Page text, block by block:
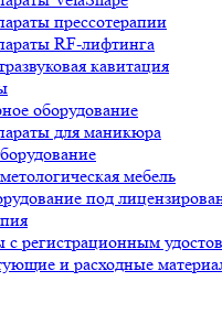
прессотерапии
RF-лифтинга
кавитация
оборудование
для маникюра
мебель
под
c регистрационным
и расходные